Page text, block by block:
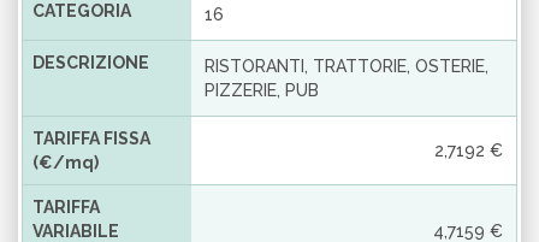
CATEGORIA 16
DESCRIZIONE
RISTORANTI, TRATTORIE, OSTERIE,
PIZZERIE, PUB
TARIFFA FISSA
(€/mq)
2,7192 €
TARIFFA
VARIABILE
4,7159 €